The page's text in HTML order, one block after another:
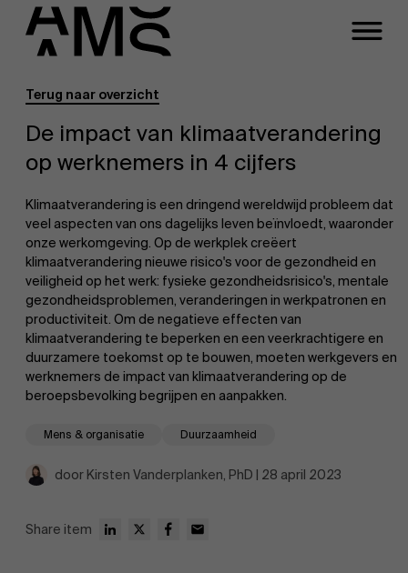
Programma's
Full-time programma's
Part-time programma's
Programma's op maat
Faculty
Terug naar overzicht
Mens & organisatie Duurzaamheid
De impact van klimaatverandering
op werknemers in 4 cijfers
Klimaatverandering is een dringend wereldwijd probleem dat
veel aspecten van ons dagelijks leven beïnvloedt, waaronder
onze werkomgeving. Op de werkplek creëert
klimaatverandering nieuwe risico's voor de gezondheid en
veiligheid op het werk: fysieke gezondheidsrisico's, mentale
gezondheidsproblemen, veranderingen in werkpatronen en
productiviteit. Om de negatieve effecten van
klimaatverandering te beperken en een veerkrachtigere en
duurzamere toekomst op te bouwen, moeten werkgevers en
werknemers de impact van klimaatverandering op de
beroepsbevolking begrijpen en aanpakken.
door Kirsten Vanderplanken, PhD | 28 april 2023
Share item